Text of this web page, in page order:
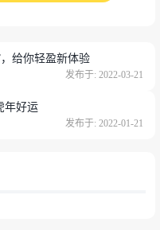
改委、科技部、工信
学院、中国工程院、
能体验”“四位一体”
”作为主要媒体平台之
“十四五”规划和2035
，给你轻盈新体验
发布于: 2022-03-21
年好运
发布于: 2022-01-21